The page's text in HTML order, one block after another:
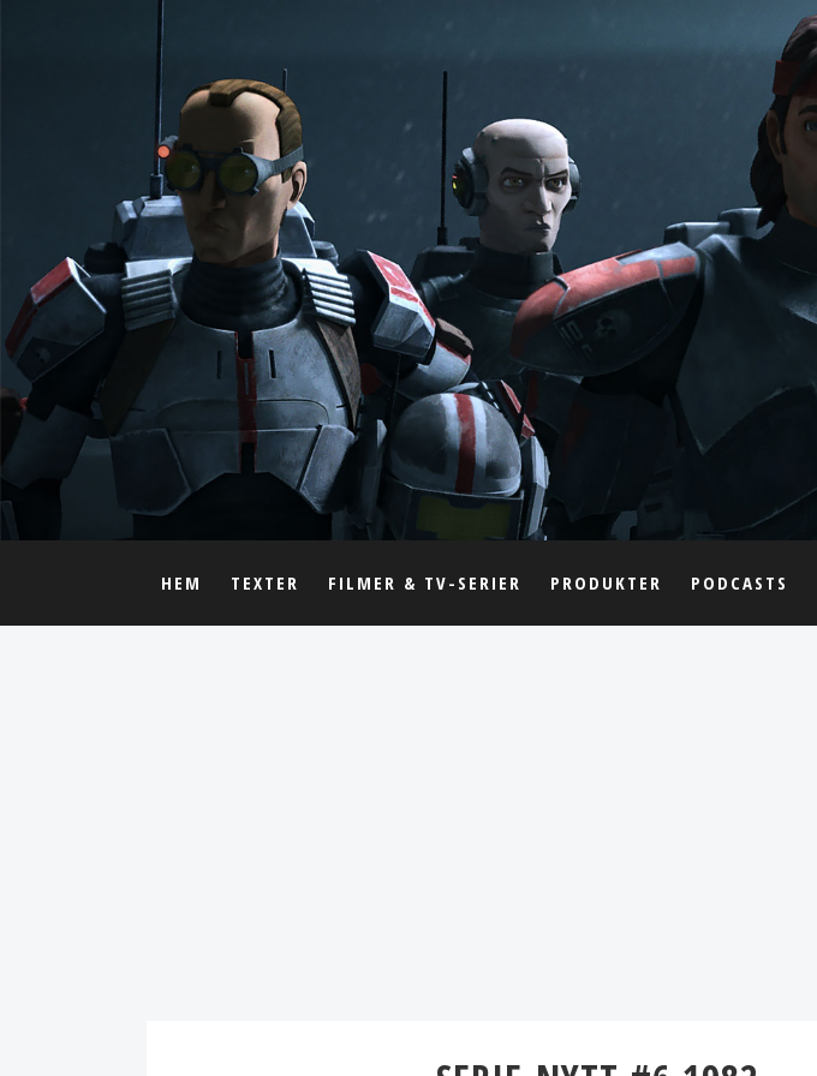
HEM TEXTER FILMER & TV-SERIER PRODUKTER PODCASTS